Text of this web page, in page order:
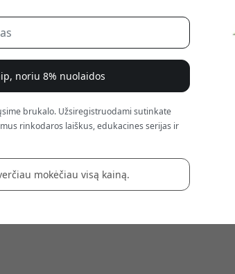
noriu 8% nuolaidos
brukalo. Užsiregistruodami sutinkate
rinkodaros laiškus, edukacines serijas ir
mokėčiau visą kainą.